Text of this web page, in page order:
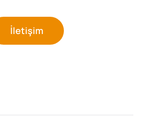
İletişim